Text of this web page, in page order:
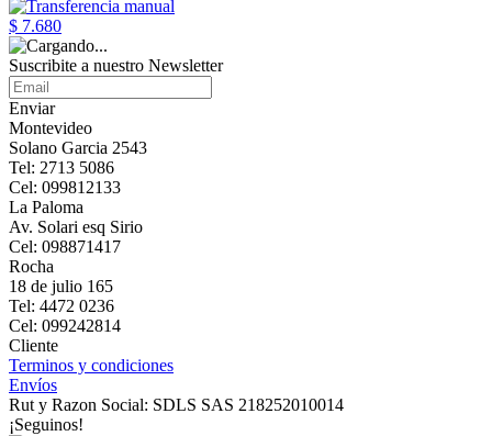
$ 7.680
Suscribite a nuestro Newsletter
Enviar
Montevideo
Solano Garcia 2543
Tel: 2713 5086
Cel: 099812133
La Paloma
Av. Solari esq Sirio
Cel: 098871417
Rocha
18 de julio 165
Tel: 4472 0236
Cel: 099242814
Cliente
Terminos y condiciones
Envíos
Rut y Razon Social: SDLS SAS 218252010014
¡Seguinos!